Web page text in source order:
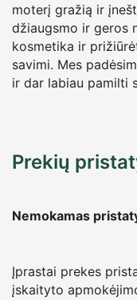
moterį gražią ir
džiaugsmo ir geros
kosmetika ir
savimi. Mes
ir dar labiau pamilti
Prekių
Nemokamas
Įprastai prekes
įskaityto